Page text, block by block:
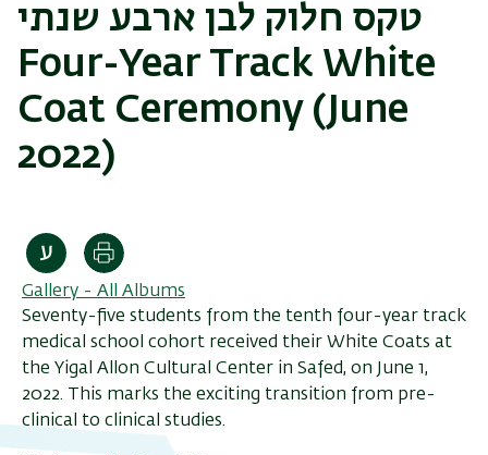
טקס חלוק לבן ארבע שנתי
Four-Year Track White
Coat Ceremony (June
2022)
Print
Gallery - All Albums
Seventy-five students from the tenth four-year track
medical school cohort received their White Coats at
the Yigal Allon Cultural Center in Safed, on June 1,
2022. This marks the exciting transition from pre-
clinical to clinical studies.